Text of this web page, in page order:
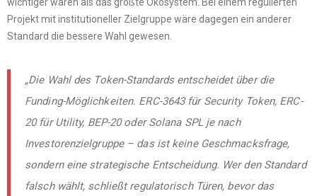
Projekt mit institutioneller Zielgruppe wäre dagegen ein anderer
Standard die bessere Wahl gewesen.
„Die Wahl des Token-Standards entscheidet über die
Funding-Möglichkeiten. ERC-3643 für Security Token, ERC-
20 für Utility, BEP-20 oder Solana SPL je nach
Investorenzielgruppe – das ist keine Geschmacksfrage,
sondern eine strategische Entscheidung. Wer den Standard
falsch wählt, schließt regulatorisch Türen, bevor das